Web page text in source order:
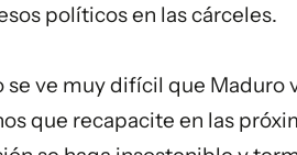
políticos en las cárceles.
se ve muy difícil que Maduro
que recapacite en las